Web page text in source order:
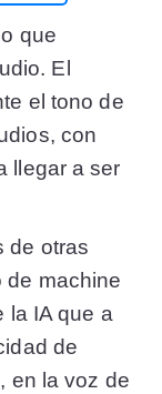
que
El
el tono de
con
llegar a ser
de otras
de machine
la IA que a
de
en la voz de